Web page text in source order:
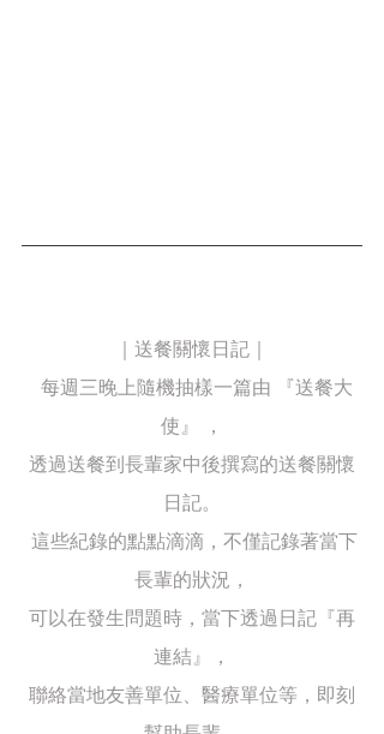
｜送餐關懷日記｜
使』 ，
透過送餐到長輩家中後撰寫的送餐關懷
日記。
長輩的狀況，
可以在發生問題時，當下透過日記『再
連結』，
聯絡當地友善單位、醫療單位等，即刻